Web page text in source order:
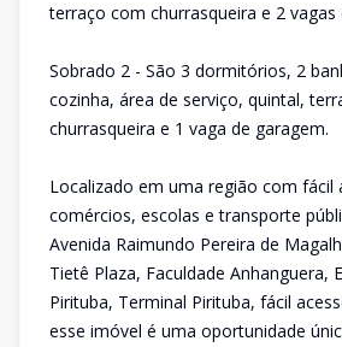
terraço com churrasqueira e 2 vagas
Sobrado 2 - São 3 dormitórios, 2
cozinha, área de serviço, quintal,
churrasqueira e 1 vaga de garagem.
Localizado em uma região com fácil
comércios, escolas e transporte
Avenida Raimundo Pereira de
Tietê Plaza, Faculdade Anhanguera,
Pirituba, Terminal Pirituba, fácil
esse imóvel é uma oportunidade